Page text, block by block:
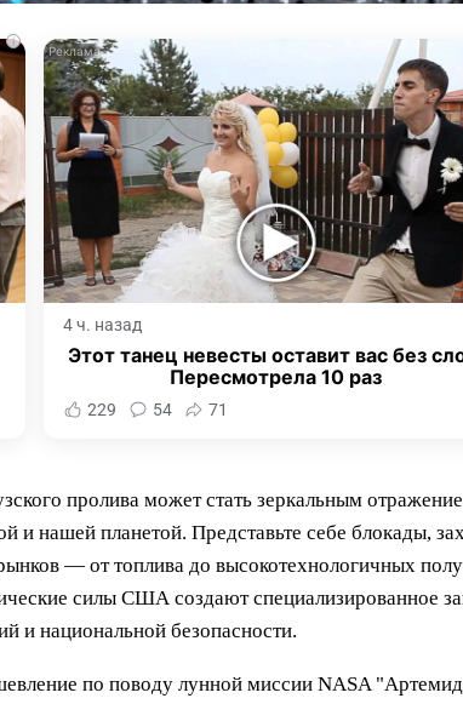
i
4 ч. назад
Этот танец невесты оставит вас без
Пересмотрела 10 раз
229 54 71
пролива может стать зеркальным
нашей планетой. Представьте себе блокады,
— от топлива до высокотехнологичных
силы США создают специализированное
и национальной безопасности.
по поводу лунной миссии NASA